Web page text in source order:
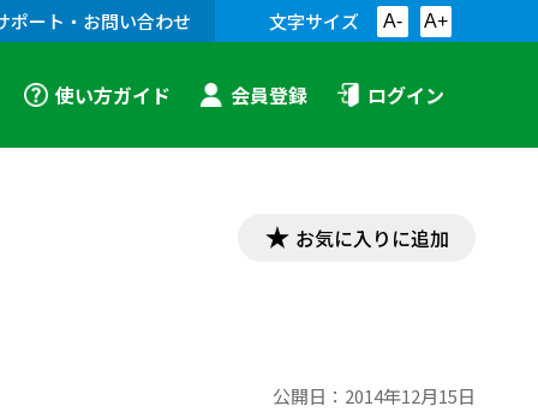
ポート・お問い合わせ 文字サイズ A- A+
使い方ガイド 会員登録 ログイン
お気に入りに追加
公開日： 2014年12月15日